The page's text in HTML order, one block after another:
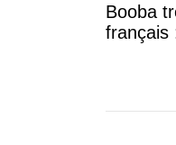
Booba
français